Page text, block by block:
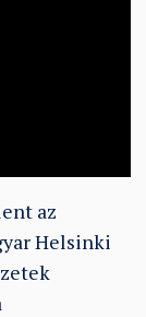
az
Helsinki